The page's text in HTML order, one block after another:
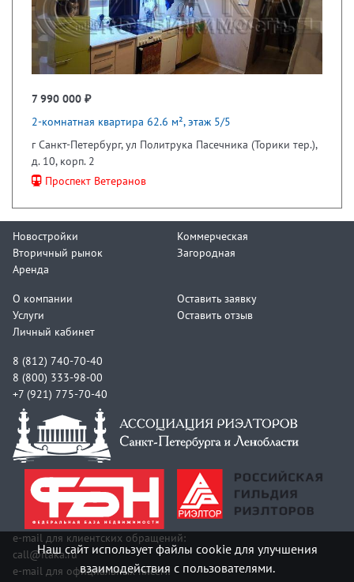
7 990 000 ₽
2-комнатная квартира 62.6 м², этаж 5/5
г Санкт-Петербург, ул Политрука Пасечника (Торики тер.),
д. 10, корп. 2
Проспект Ветеранов
Новостройки
Вторичный рынок
Аренда
Коммерческая
Загородная
О компании
Услуги
Личный кабинет
Оставить заявку
Оставить отзыв
8 (812) 740-70-40
8 (800) 333-98-00
+7 (921) 775-70-40
e-mail для клиентских обращений:
call@itaka.ru
e-mail для официальных писем:
Наш сайт использует файлы cookie для улучшения
взаимодействия с пользователями.